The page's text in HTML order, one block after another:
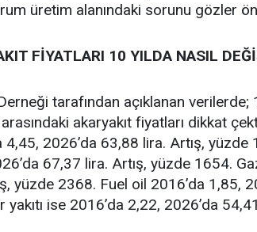
üretim alanındaki sorunu gözler
FİYATLARI 10 YILDA NASIL
tarafından açıklanan
akaryakıt fiyatları dikkat
4,45, 2026’da 63,88 lira. Artış,
67,37 lira. Artış, yüzde 1654.
yüzde 2368. Fuel oil 2016’da 1,85,
yakıtı ise 2016’da 2,22, 2026’da